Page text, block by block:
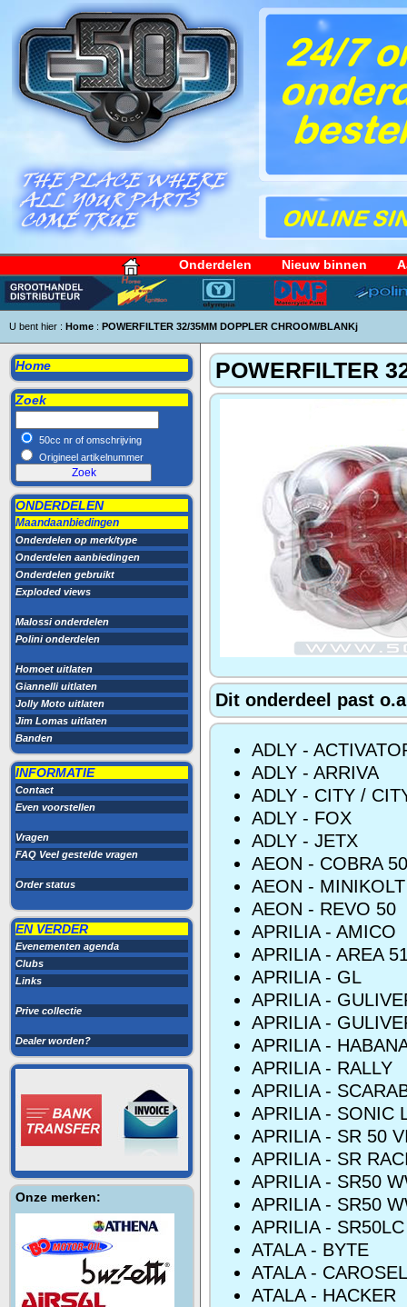
Onderdelen Nieuw binnen
U bent hier : Home : POWERFILTER 32/35MM DOPPLER CHROOM/BLANKj
Home
Zoek
50cc nr of omschrijving
Origineel artikelnummer
ONDERDELEN
Maandaanbiedingen
Onderdelen op merk/type
Onderdelen aanbiedingen
Onderdelen gebruikt
Exploded views
Malossi onderdelen
Polini onderdelen
Homoet uitlaten
Giannelli uitlaten
Jolly Moto uitlaten
Jim Lomas uitlaten
Banden
INFORMATIE
Contact
Even voorstellen
Vragen
FAQ Veel gestelde vragen
Order status
EN VERDER
Evenementen agenda
Clubs
Links
Prive collectie
Dealer worden?
Onze merken:
POWERFILTER
Dit onderdeel past
ADLY -
ADLY - ARRIVA
ADLY - CITY /
ADLY - FOX
ADLY - JETX
AEON - COBRA 50
AEON -
AEON - REVO 50
APRILIA - AMICO
APRILIA - AREA
APRILIA - GL
APRILIA -
APRILIA -
APRILIA -
APRILIA - RALLY
APRILIA -
APRILIA - SONIC
APRILIA - SR 50
APRILIA - SR
APRILIA - SR50
APRILIA - SR50
APRILIA - SR50LC
ATALA - BYTE
ATALA -
ATALA - HACKER